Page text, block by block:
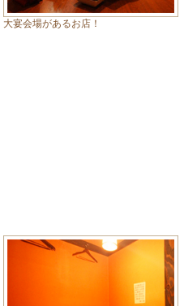
大宴会場があるお店！